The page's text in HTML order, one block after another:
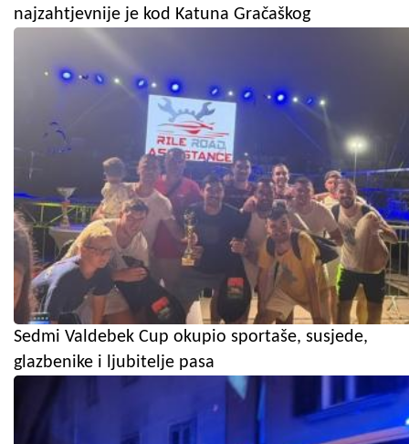
najzahtjevnije je kod Katuna Gračaškog
Sedmi Valdebek Cup okupio sportaše, susjede,
glazbenike i ljubitelje pasa